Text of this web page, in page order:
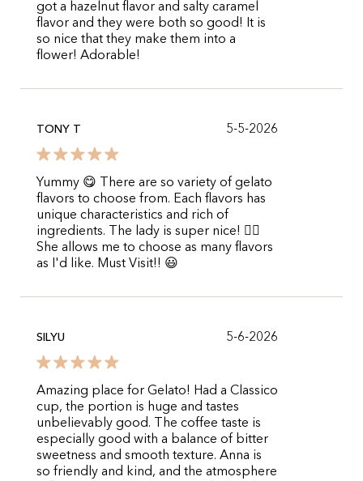
got a hazelnut flavor and salty caramel
flavor and they were both so good! It is
so nice that they make them into a
flower! Adorable!
TONY T 5-5-2026
Yummy 😋 There are so variety of gelato
flavors to choose from. Each flavors has
unique characteristics and rich of
ingredients. The lady is super nice! 👍🏻
She allows me to choose as many flavors
as I'd like. Must Visit!! 😃
SILYU 5-6-2026
Amazing place for Gelato! Had a Classico
cup, the portion is huge and tastes
unbelievably good. The coffee taste is
especially good with a balance of bitter
sweetness and smooth texture. Anna is
so friendly and kind, and the atmosphere